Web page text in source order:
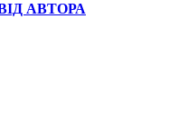
АВТОРА